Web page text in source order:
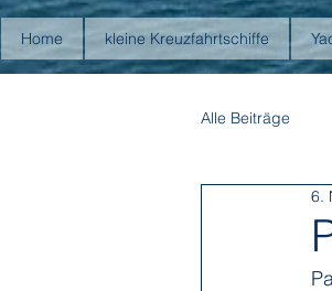
Home kleine Kreuzfahrtschiffe
Alle Beiträge
Antarctica21
6.